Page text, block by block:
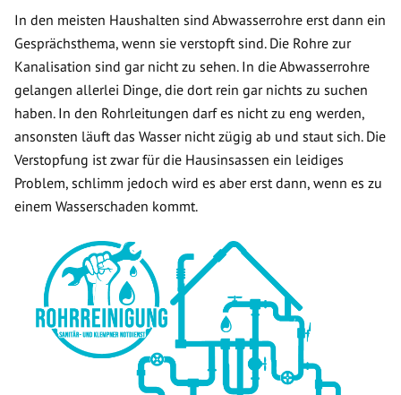
In den meisten Haushalten sind Abwasserrohre erst dann ein
Gesprächsthema, wenn sie verstopft sind. Die Rohre zur
Kanalisation sind gar nicht zu sehen. In die Abwasserrohre
gelangen allerlei Dinge, die dort rein gar nichts zu suchen
haben. In den Rohrleitungen darf es nicht zu eng werden,
ansonsten läuft das Wasser nicht zügig ab und staut sich. Die
Verstopfung ist zwar für die Hausinsassen ein leidiges
Problem, schlimm jedoch wird es aber erst dann, wenn es zu
einem Wasserschaden kommt.